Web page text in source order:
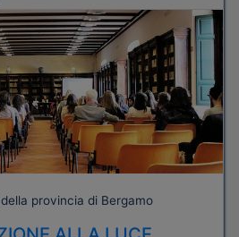
provincia di Bergamo